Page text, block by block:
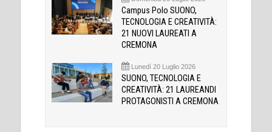
Campus Polo SUONO,
TECNOLOGIA E CREATIVITÀ:
21 NUOVI LAUREATI A
CREMONA
Lunedì 20 Luglio 2026
SUONO, TECNOLOGIA E
CREATIVITÀ: 21 LAUREANDI
PROTAGONISTI A CREMONA